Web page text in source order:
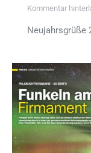
Kommentar
Neujahrsgrüße